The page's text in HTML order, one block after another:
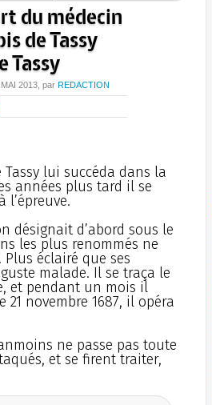
du médecin
de Tassy
Tassy
2013, par REDACTION
lui succéda dans la
années plus tard il se
désignait d’abord sous le
les plus renommés ne
éclairé que ses
malade. Il se traça le
et pendant un mois il
novembre 1687, il opéra
ne passe pas toute
et se firent traiter,